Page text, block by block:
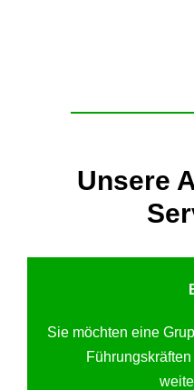
Unsere
Sie möchten eine